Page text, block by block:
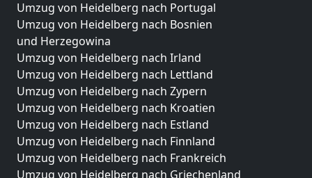
Umzug von Heidelberg nach Portugal
Umzug von Heidelberg nach Bosnien
und Herzegowina
Umzug von Heidelberg nach Irland
Umzug von Heidelberg nach Lettland
Umzug von Heidelberg nach Zypern
Umzug von Heidelberg nach Kroatien
Umzug von Heidelberg nach Estland
Umzug von Heidelberg nach Finnland
Umzug von Heidelberg nach Frankreich
Umzug von Heidelberg nach Griechenland